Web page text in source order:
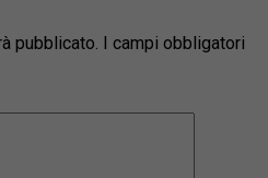
pubblicato. I campi obbligatori